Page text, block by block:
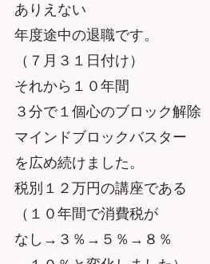
ありえない
年度途中の退職です。
（７月３１日付け）
それから１０年間
３分で１個心のブロック解除
マインドブロックバスター
を広め続けました。
税別１２万円の講座である
（１０年間で消費税が
なし→３％→５％→８％